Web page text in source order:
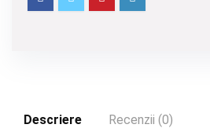
Descriere Recenzii (0)